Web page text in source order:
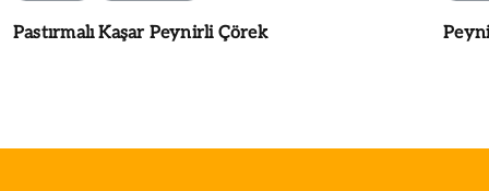
Pastırmalı Kaşar Peynirli Çörek